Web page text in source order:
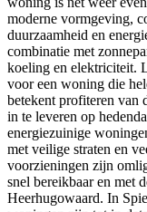
moderne vormgeving,
duurzaamheid en
combinatie met
koeling en elektriciteit.
voor een woning die
betekent profiteren van
in te leveren op
energiezuinige
met veilige straten en
voorzieningen zijn
snel bereikbaar en met
Heerhugowaard. In